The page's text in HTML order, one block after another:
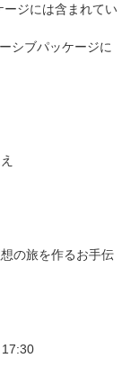
ジには含まれてい
シブパッケージに
の旅を作るお手伝
17:30